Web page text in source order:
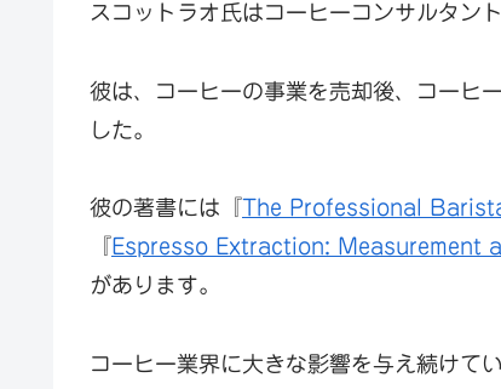
スコットラオ氏はコーヒーコンサルタン
彼は、コーヒーの事業を売却後、コーヒ
した。
彼の著書には『The Professional
『Espresso Extraction: Measurement
があります。
コーヒー業界に大きな影響を与え続けて